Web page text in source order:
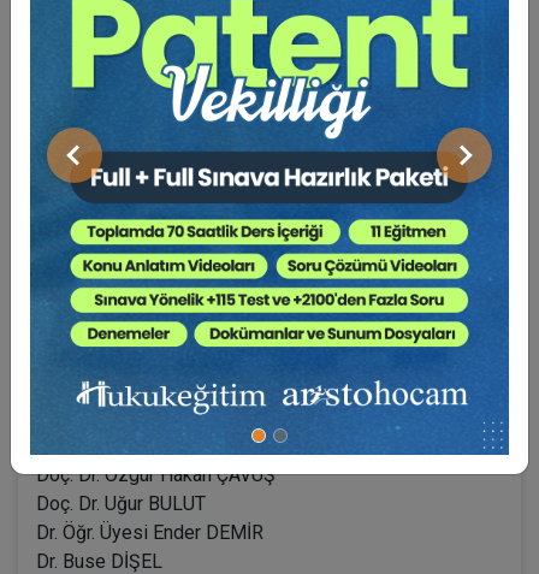
Önceki Sonraki
Prof. Dr. Ali Nazım SÖZER
Prof. Dr. Erdem ÖZDEMİR
Prof. Dr. Haluk Hadi SÜMER
Prof. Dr. İbrahim AKKURT
Prof. Dr. İbrahim SUBAŞI
Prof. Dr. Kadriye BAKIRCI
Prof. Dr. Muhammet ÖZEKES
Prof. Dr. Mustafa ALP
Prof. Dr. N. Binnur TULUKÇU
Prof. Dr. Şükran ERTÜRK
Prof. Dr. Tankut CENTEL
Doç. Dr. Cemil SİMİL
Doç. Dr. Dilek DULAY YANGIN
Doç. Dr. Nilüfer BORAN GÜNEYSU
Doç. Dr. Özgür Hakan ÇAVUŞ
Doç. Dr. Uğur BULUT
Dr. Öğr. Üyesi Ender DEMİR
Dr. Buse DİŞEL